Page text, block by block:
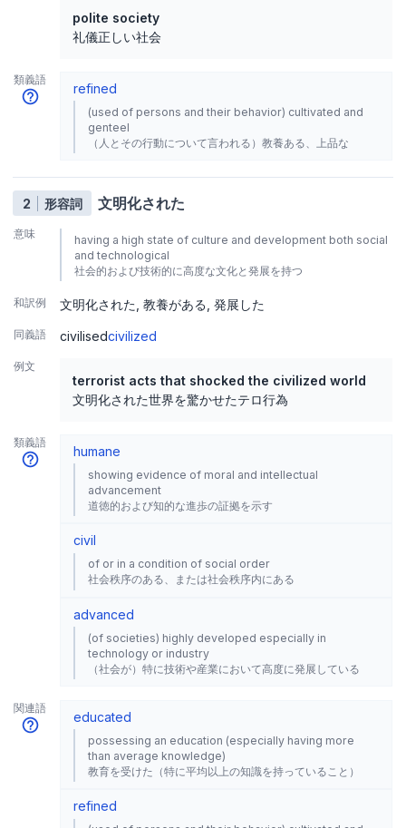
polite society
礼儀正しい社会
類義語
refined
(used of persons and their behavior) cultivated and
genteel
（人とその行動について言われる）教養ある、上品な
2 形容詞 文明化された
意味
having a high state of culture and development both social
and technological
社会的および技術的に高度な文化と発展を持つ
和訳例 文明化された 教養がある 発展した
同義語 civilisedcivilized
例文
terrorist acts that shocked the civilized world
文明化された世界を驚かせたテロ行為
類義語
humane
showing evidence of moral and intellectual
advancement
道徳的および知的な進歩の証拠を示す
civil
of or in a condition of social order
社会秩序のある、または社会秩序内にある
advanced
(of societies) highly developed especially in
technology or industry
（社会が）特に技術や産業において高度に発展している
関連語
educated
possessing an education (especially having more
than average knowledge)
教育を受けた（特に平均以上の知識を持っていること）
refined